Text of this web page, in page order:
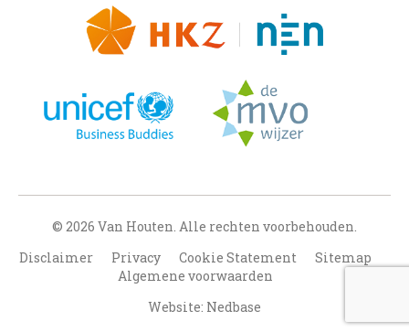
© 2026 Van Houten. Alle rechten voorbehouden.
Disclaimer
Privacy Cookie Statement
Sitemap
Algemene voorwaarden
Website: Nedbase